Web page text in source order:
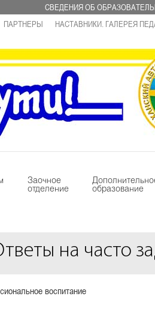
СВЕДЕНИЯ ОБ
ПАРТНЕРЫ
НАСТАВНИКИ. ГАЛЕРЕЯ
Заочное
отделение
образование
на часто
воспитание